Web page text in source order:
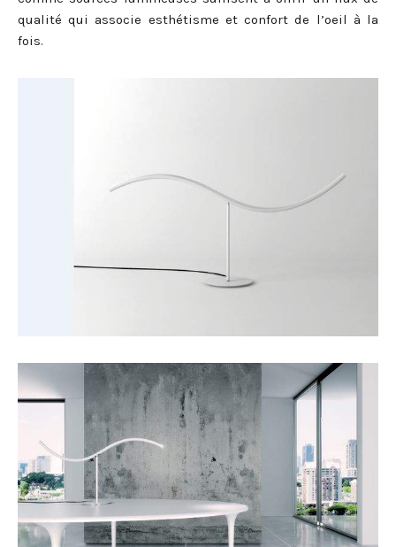
qualité qui associe esthétisme et confort de l’oeil à la
fois.